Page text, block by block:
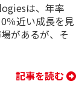
は、年率
％近い成長を見
があるが、そ
記事を読む